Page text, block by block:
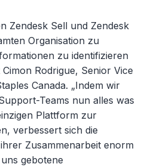
Zendesk Sell und Zendesk
Organisation zu
zu identifizieren
Rodrigue, Senior Vice
Canada. „Indem wir
Teams nun alles was
Plattform zur
verbessert sich die
Zusammenarbeit enorm
gebotene